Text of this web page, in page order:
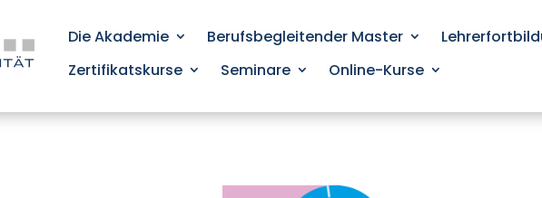
Die Akademie Berufsbegleitender Master
Zertifikatskurse
Seminare Online-Kurse